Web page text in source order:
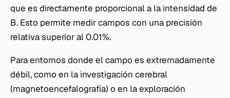
que es directamente proporcional a la intensidad de
B. Esto permite medir campos con una precisión
relativa superior al 0.01%.
Para entornos donde el campo es extremadamente
débil, como en la investigación cerebral
(magnetoencefalografía) o en la exploración